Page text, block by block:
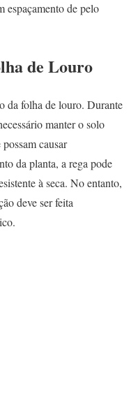
espaçamento de pelo
de Louro
da folha de louro. Durante
manter o solo
causar
da planta, a rega pode
à seca. No entanto,
deve ser feita